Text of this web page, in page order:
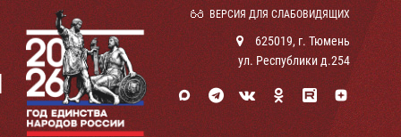
ВЕРСИЯ ДЛЯ СЛАБОВИДЯЩИХ
625019, г. Тюмень
ул. Республики д.254